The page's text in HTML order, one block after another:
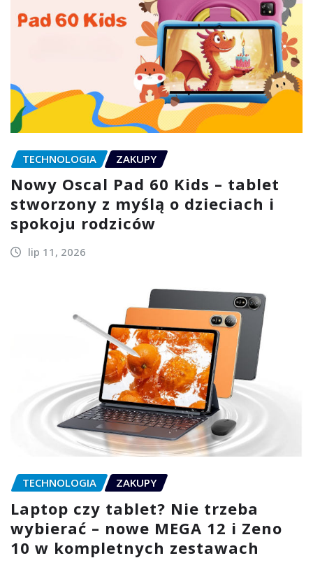
TECHNOLOGIA ZAKUPY
Nowy Oscal Pad 60 Kids – tablet
stworzony z myślą o dzieciach i
spokoju rodziców
lip 11, 2026
TECHNOLOGIA ZAKUPY
Laptop czy tablet? Nie trzeba
wybierać – nowe MEGA 12 i Zeno
10 w kompletnych zestawach